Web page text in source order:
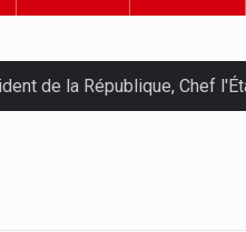
de la République, Chef
Gloria L’entreprise